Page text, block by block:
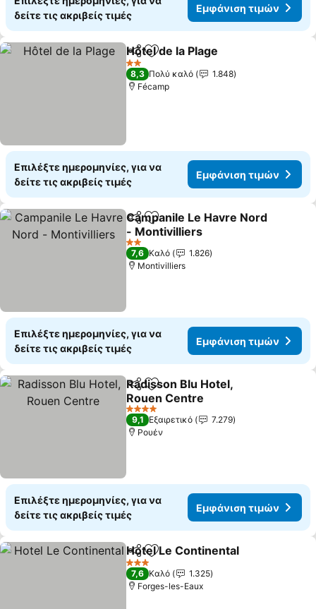
δείτε τις ακριβείς τιμές
Εμφάνιση τιμών
Κοινοποίηση
Προσθήκη στα αγαπημένα
Hôtel de la Plage
2 Αστέρια
8,3 Πολύ καλό
1.848
Fécamp
Επιλέξτε ημερομηνίες, για να
δείτε τις ακριβείς τιμές
Εμφάνιση τιμών
Κοινοποίηση
Προσθήκη στα αγαπημένα
Campanile Le Havre Nord
- Montivilliers
Εμφάνιση τιμών
2 Αστέρια
7,6 Καλό
1.826
Montivilliers
Επιλέξτε ημερομηνίες, για να
δείτε τις ακριβείς τιμές
Εμφάνιση τιμών
Κοινοποίηση
Προσθήκη στα αγαπημένα
Radisson Blu Hotel,
Rouen Centre
Εμφάνιση τιμών
4 Αστέρια
9,1 Εξαιρετικό
7.279
Ρουέν
Επιλέξτε ημερομηνίες, για να
δείτε τις ακριβείς τιμές
Εμφάνιση τιμών
Κοινοποίηση
Προσθήκη στα αγαπημένα
Hotel Le Continental
3 Αστέρια
7,6 Καλό
1.325
Forges-les-Eaux